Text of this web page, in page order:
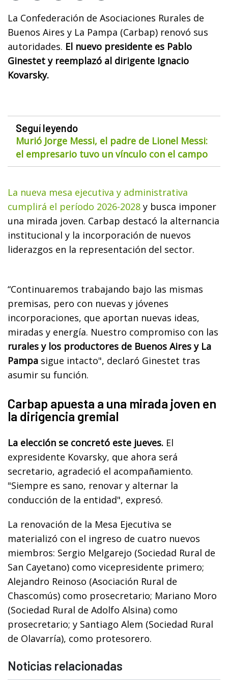
La Confederación de Asociaciones Rurales de
Buenos Aires y La Pampa (Carbap) renovó sus
autoridades. El nuevo presidente es Pablo
Ginestet y reemplazó al dirigente Ignacio
Kovarsky.
Seguí leyendo
Murió Jorge Messi, el padre de Lionel Messi:
el empresario tuvo un vínculo con el campo
La nueva mesa ejecutiva y administrativa
cumplirá el período 2026-2028 y busca imponer
una mirada joven. Carbap destacó la alternancia
institucional y la incorporación de nuevos
liderazgos en la representación del sector.
“Continuaremos trabajando bajo las mismas
premisas, pero con nuevas y jóvenes
incorporaciones, que aportan nuevas ideas,
miradas y energía. Nuestro compromiso con las
rurales y los productores de Buenos Aires y La
Pampa sigue intacto", declaró Ginestet tras
asumir su función.
Carbap apuesta a una mirada joven en
la dirigencia gremial
La elección se concretó este jueves. El
expresidente Kovarsky, que ahora será
secretario, agradeció el acompañamiento.
"Siempre es sano, renovar y alternar la
conducción de la entidad", expresó.
La renovación de la Mesa Ejecutiva se
materializó con el ingreso de cuatro nuevos
miembros: Sergio Melgarejo (Sociedad Rural de
San Cayetano) como vicepresidente primero;
Alejandro Reinoso (Asociación Rural de
Chascomús) como prosecretario; Mariano Moro
(Sociedad Rural de Adolfo Alsina) como
prosecretario; y Santiago Alem (Sociedad Rural
de Olavarría), como protesorero.
Noticias relacionadas